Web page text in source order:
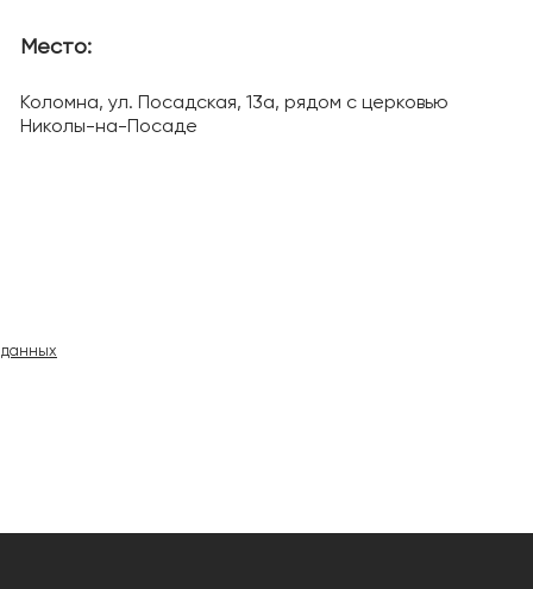
Место:
Коломна, ул. Посадская, 13а, рядом с церковью
Николы-на-Посаде